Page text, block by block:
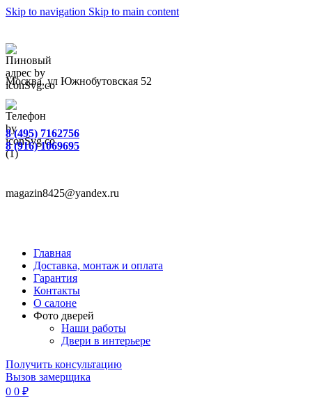
Skip to navigation Skip to main content
Москва, ул Южнобутовская 52
8 (495) 7162756
8 (916) 1069695
magazin8425@yandex.ru
Главная
Доставка, монтаж и оплата
Гарантия
Контакты
О салоне
Фото дверей
Наши работы
Двери в интерьере
Получить консультацию
Вызов замерщика
0 0 ₽